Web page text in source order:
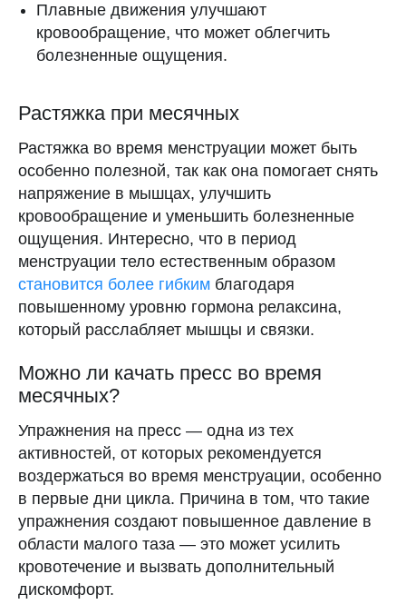
Плавные движения улучшают
кровообращение, что может облегчить
болезненные ощущения.
Растяжка при месячных
Растяжка во время менструации может быть
особенно полезной, так как она помогает снять
напряжение в мышцах, улучшить
кровообращение и уменьшить болезненные
ощущения. Интересно, что в период
менструации тело естественным образом
становится более гибким благодаря
повышенному уровню гормона релаксина,
который расслабляет мышцы и связки.
Можно ли качать пресс во время
месячных?
Упражнения на пресс — одна из тех
активностей, от которых рекомендуется
воздержаться во время менструации, особенно
в первые дни цикла. Причина в том, что такие
упражнения создают повышенное давление в
области малого таза — это может усилить
кровотечение и вызвать дополнительный
дискомфорт.